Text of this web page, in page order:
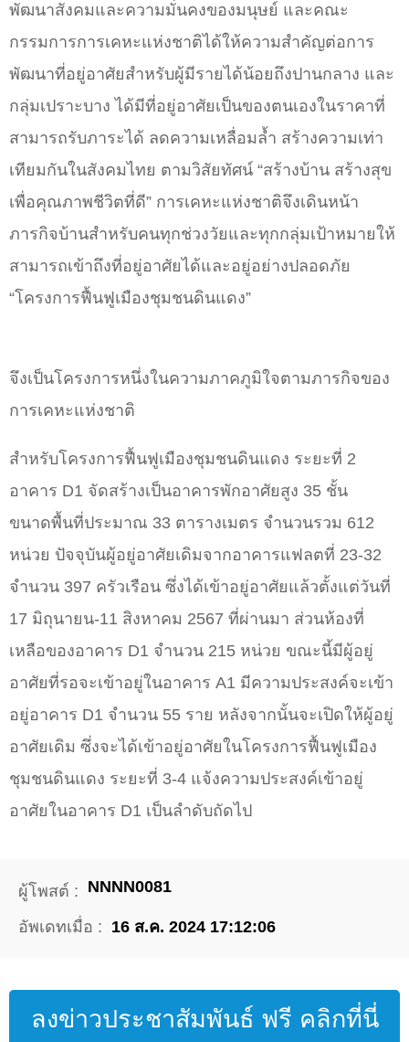
พัฒนาสังคมและความมั่นคงของมนุษย์ และคณะ
กรรมการการเคหะแห่งชาติได้ให้ความสำคัญต่อการ
พัฒนาที่อยู่อาศัยสำหรับผู้มีรายได้น้อยถึงปานกลาง และ
กลุ่มเปราะบาง ได้มีที่อยู่อาศัยเป็นของตนเองในราคาที่
สามารถรับภาระได้ ลดความเหลื่อมล้ำ สร้างความเท่า
เทียมกันในสังคมไทย ตามวิสัยทัศน์ “สร้างบ้าน สร้างสุข
เพื่อคุณภาพชีวิตที่ดี” การเคหะแห่งชาติจึงเดินหน้า
ภารกิจบ้านสำหรับคนทุกช่วงวัยและทุกกลุ่มเป้าหมายให้
สามารถเข้าถึงที่อยู่อาศัยได้และอยู่อย่างปลอดภัย
“โครงการฟื้นฟูเมืองชุมชนดินแดง”
จึงเป็นโครงการหนึ่งในความภาคภูมิใจตามภารกิจของ
การเคหะแห่งชาติ
สำหรับโครงการฟื้นฟูเมืองชุมชนดินแดง ระยะที่ 2
อาคาร D1 จัดสร้างเป็นอาคารพักอาศัยสูง 35 ชั้น
ขนาดพื้นที่ประมาณ 33 ตารางเมตร จำนวนรวม 612
หน่วย ปัจจุบันผู้อยู่อาศัยเดิมจากอาคารแฟลตที่ 23-32
จำนวน 397 ครัวเรือน ซึ่งได้เข้าอยู่อาศัยแล้วตั้งแต่วันที่
17 มิถุนายน-11 สิงหาคม 2567 ที่ผ่านมา ส่วนห้องที่
เหลือของอาคาร D1 จำนวน 215 หน่วย ขณะนี้มีผู้อยู่
อาศัยที่รอจะเข้าอยู่ในอาคาร A1 มีความประสงค์จะเข้า
อยู่อาคาร D1 จำนวน 55 ราย หลังจากนั้นจะเปิดให้ผู้อยู่
อาศัยเดิม ซึ่งจะได้เข้าอยู่อาศัยในโครงการฟื้นฟูเมือง
ชุมชนดินแดง ระยะที่ 3-4 แจ้งความประสงค์เข้าอยู่
อาศัยในอาคาร D1 เป็นลำดับถัดไป
ผู้โพสต์ : NNNN0081
อัพเดทเมื่อ : 16 ส.ค. 2024 17:12:06
ลงข่าวประชาสัมพันธ์ ฟรี คลิกที่นี่